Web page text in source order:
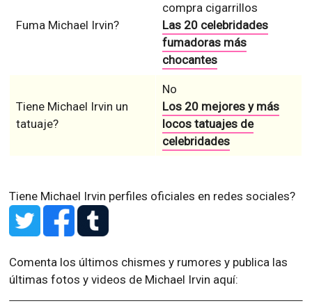
Fuma Michael Irvin?
compra cigarrillos
Las 20 celebridades
fumadoras más
chocantes
Tiene Michael Irvin un
tatuaje?
No
Los 20 mejores y más
locos tatuajes de
celebridades
Tiene Michael Irvin perfiles oficiales en redes sociales?
Comenta los últimos chismes y rumores y publica las
últimas fotos y videos de Michael Irvin aquí: